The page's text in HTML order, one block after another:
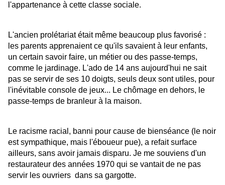
l'appartenance à cette classe sociale.
L'ancien prolétariat était même beaucoup plus favorisé :
les parents apprenaient ce qu'ils savaient à leur enfants,
un certain savoir faire, un métier ou des passe-temps,
comme le jardinage. L'ado de 14 ans aujourd'hui ne sait
pas se servir de ses 10 doigts, seuls deux sont utiles, pour
l'inévitable console de jeux... Le chômage en dehors, le
passe-temps de branleur à la maison.
Le racisme racial, banni pour cause de bienséance (le noir
est sympathique, mais l'éboueur pue), a refait surface
ailleurs, sans avoir jamais disparu. Je me souviens d'un
restaurateur des années 1970 qui se vantait de ne pas
servir les ouvriers dans sa gargotte.